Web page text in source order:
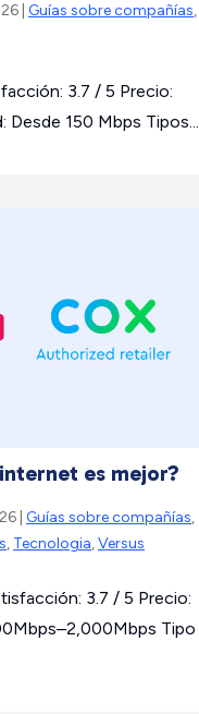
| Guías sobre compañías,
3.7 / 5 Precio:
150 Mbps Tipos...
es mejor?
| Guías sobre compañías,
, Tecnologia,Versus
3.7 / 5 Precio:
Tipo